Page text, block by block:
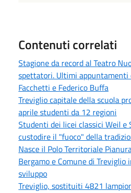
Contenuti correlati
Stagione da record al Teatro
spettatori. Ultimi appuntamenti
Facchetti e Federico Buffa
Treviglio capitale della scuola
aprile studenti da 12 regioni
Studenti dei licei classici Weil e
custodire il "fuoco" della
Nasce il Polo Territoriale
Bergamo e Comune di Treviglio
sviluppo
Treviglio, sostituiti 4821